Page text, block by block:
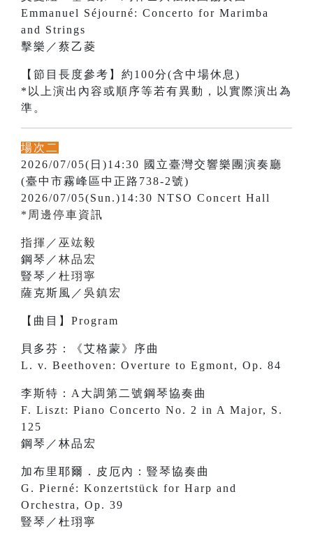
Emmanuel Séjourné: Concerto for Marimba
and Strings
擊樂／蔡乙菱
【節目長度參考】約100分(含中場休息)
*以上演出內容或順序等若有異動，以實際演出為
準。
場次二
2026/07/05(日)14:30 國立臺灣交響樂團演奏廳
(臺中市霧峰區中正路738-2號)
2026/07/05(Sun.)14:30 NTSO Concert Hall
*周邊停車資訊
指揮／巫竑毅
鋼琴／ 林品宏
豎琴／ 杜珝寧
薩克斯風／ 吳鎮宏
【曲目】Program
貝多芬：《艾格蒙》序曲
L. v. Beethoven: Overture to Egmont, Op. 84
李斯特：A大調第二號鋼琴協奏曲
F. Liszt: Piano Concerto No. 2 in A Major, S.
125
鋼琴／林品宏
加布里耶爾．皮厄內：豎琴協奏曲
G. Pierné: Konzertstück for Harp and
Orchestra, Op. 39
豎琴／杜珝寧